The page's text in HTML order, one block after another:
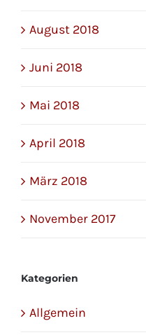
August 2018
Juni 2018
Mai 2018
April 2018
März 2018
November 2017
Kategorien
Allgemein